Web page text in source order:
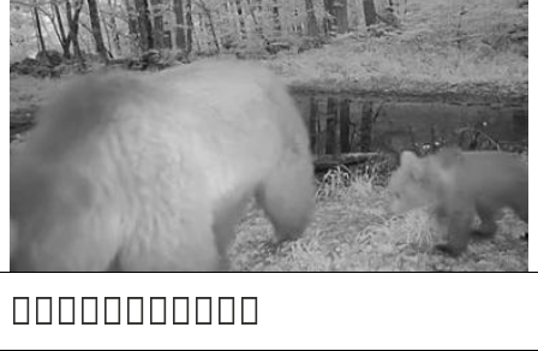
živali v vročini #video